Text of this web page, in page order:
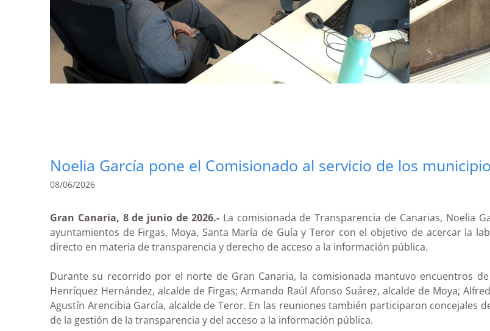
Noelia García pone el Comisionado al servicio de los
08/06/2026
Gran Canaria, 8 de junio de 2026.-La comisionada de Transparencia de Canarias, Noelia
ayuntamientos de Firgas, Moya, Santa María de Guía y Teror con el objetivo de acercar la
directo en materia de transparencia y derecho de acceso a la información pública.
Durante su recorrido por el norte de Gran Canaria, la comisionada mantuvo encuentros
Henríquez Hernández, alcalde de Firgas; Armando Raúl Afonso Suárez, alcalde de Moya;
Agustín Arencibia García, alcalde de Teror. En las reuniones también participaron concejales
de la gestión de la transparencia y del acceso a la información pública.